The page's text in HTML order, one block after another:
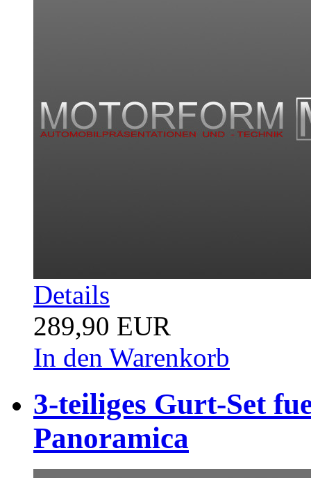
Details
289,90 EUR
In den Warenkorb
3-teiliges Gurt-Set
Panoramica